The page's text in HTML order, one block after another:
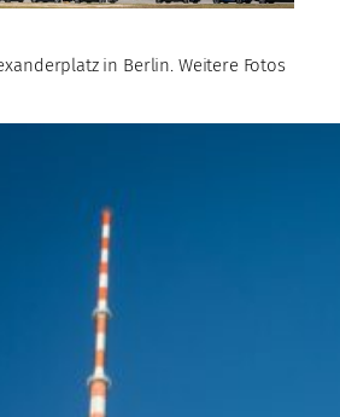
in Berlin. Weitere Fotos